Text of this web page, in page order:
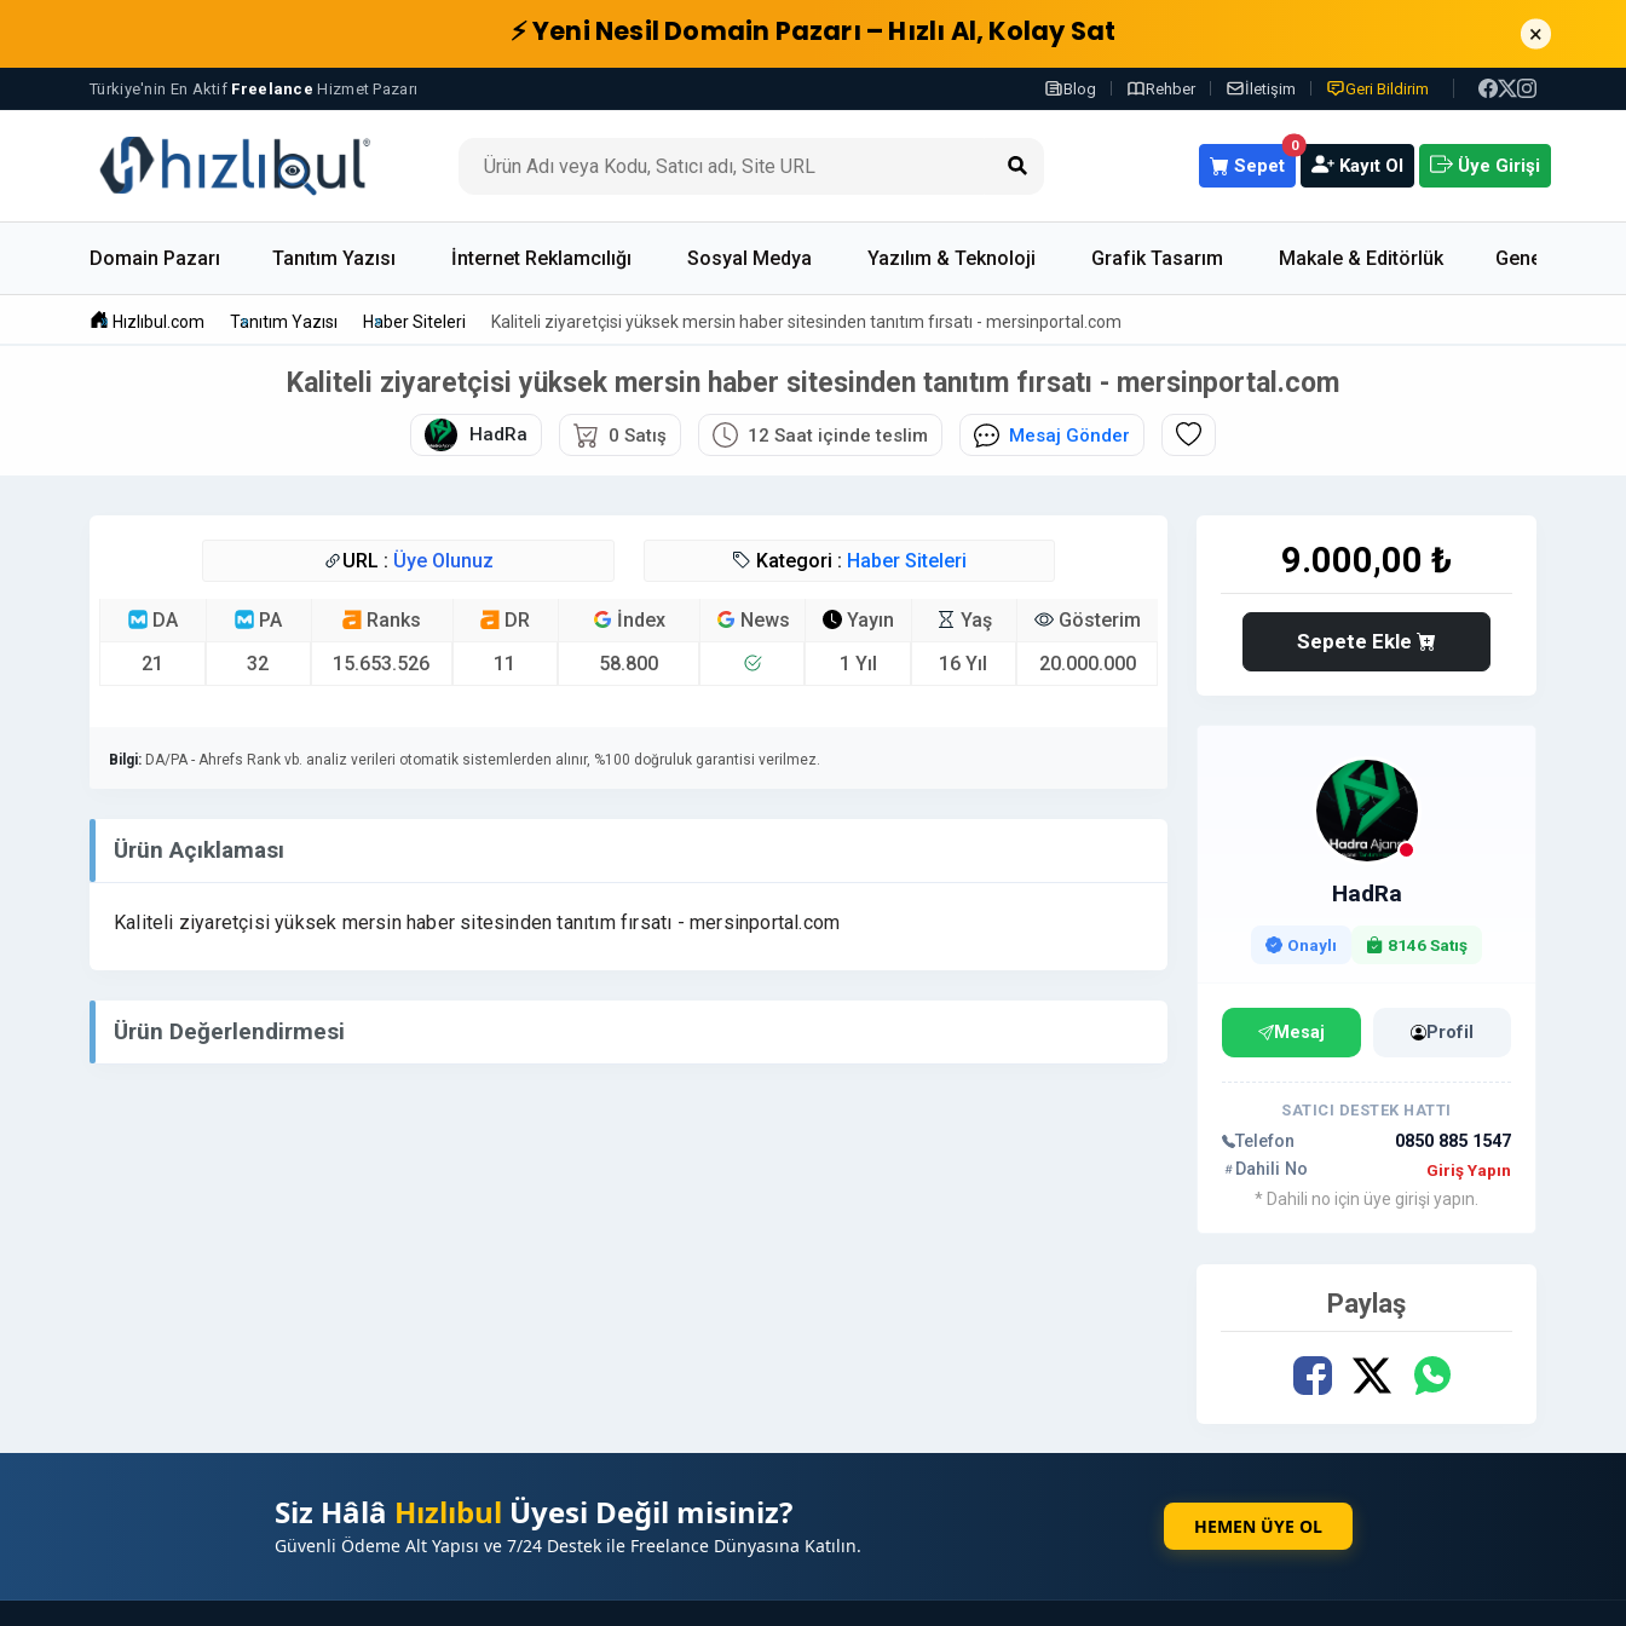
⚡ Yeni Nesil Domain Pazarı – Hızlı Al, Kolay Sat ×
Türkiye'nin En Aktif Freelance Hizmet Pazarı Blog Rehber İletişim Geri Bildirim
0
Sepet Kayıt Ol Üye Girişi
Domain Pazarı Tanıtım Yazısı İnternet Reklamcılığı Sosyal Medya Yazılım & Teknoloji Grafik Tasarım Makale & Editörlük Genel
Hızlıbul.com Tanıtım Yazısı Haber Siteleri Kaliteli ziyaretçisi yüksek mersin haber sitesinden tanıtım fırsatı - mersinportal.com
Kaliteli ziyaretçisi yüksek mersin haber sitesinden tanıtım fırsatı - mersinportal.com
HadRa 0 Satış 12 Saat içinde teslim Mesaj Gönder
URL : Üye Olunuz Kategori : Haber Siteleri
DA
21
PA
32
Ranks
15.653.526
DR
11
İndex
58.800
News
Yayın
1 Yıl
Yaş
16 Yıl
Gösterim
20.000.000
Bilgi: DA/PA - Ahrefs Rank vb. analiz verileri otomatik sistemlerden alınır, %100 doğruluk garantisi verilmez.
Ürün Açıklaması
Kaliteli ziyaretçisi yüksek mersin haber sitesinden tanıtım fırsatı - mersinportal.com
Ürün Değerlendirmesi
9.000,00 ₺
Sepete Ekle
HadRa
Onaylı 8146 Satış
Mesaj Profil
SATICI DESTEK HATTI
Telefon
0850 885 1547
Dahili No
Giriş Yapın
* Dahili no için üye girişi yapın.
Paylaş
Siz Hâlâ Hızlıbul Üyesi Değil misiniz?
Güvenli Ödeme Alt Yapısı ve 7/24 Destek ile Freelance Dünyasına Katılın.
HEMEN ÜYE OL